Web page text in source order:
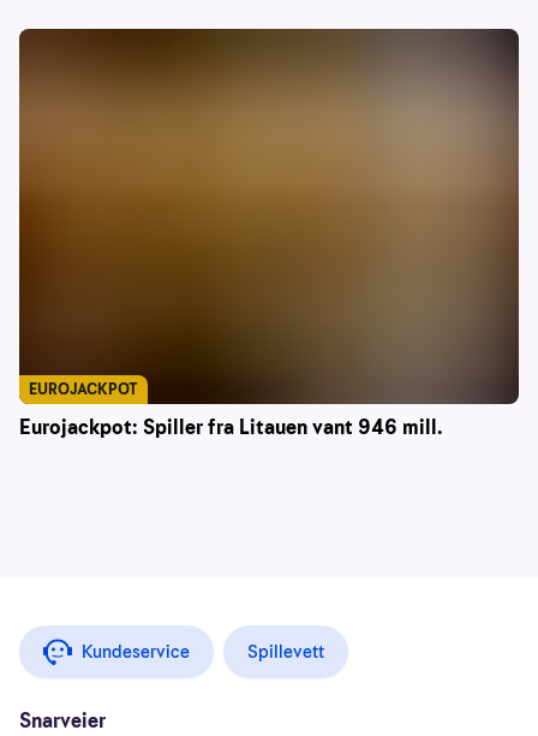
Eurojackpot: Spiller fra Litauen vant 946 mill.
EUROJACKPOT
Kundeservice Spillevett
Snarveier